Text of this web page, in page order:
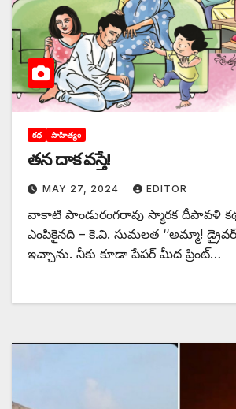
కథ సాహిత్యం
తన దాక వస్తే!
MAY 27, 2024 EDITOR
వాకాటి పాండురంగరావు స్మారక దీపావళి
ఎంపికైనది – కె.వి. సుమలత ‘‘అమ్మా!
ఇచ్చాను. నీకు కూడా పేపర్‌ ‌మీద ప్రింట్‌…